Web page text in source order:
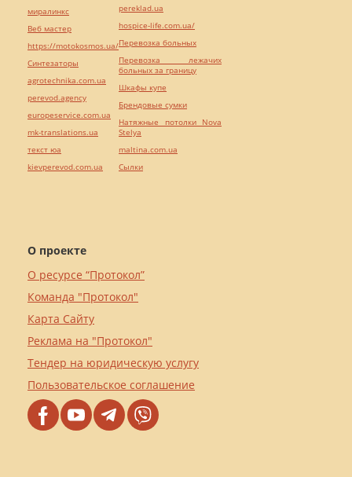
О проекте
О ресурсе “Протокол”
Команда "Протокол"
Карта Сайту
Реклама на "Протокол"
Тендер на юридическую услугу
Пользовательское соглашение
миралинкс
Веб мастер
https://motokosmos.ua/
Синтезаторы
agrotechnika.com.ua
perevod.agency
europeservice.com.ua
mk-translations.ua
текст юа
kievperevod.com.ua
pereklad.ua
hospice-life.com.ua/
Перевозка больных
Перевозка лежачих
больных за границу
Шкафы купе
Брендовые сумки
Натяжные потолки Nova
Stelya
maltina.com.ua
Cылки